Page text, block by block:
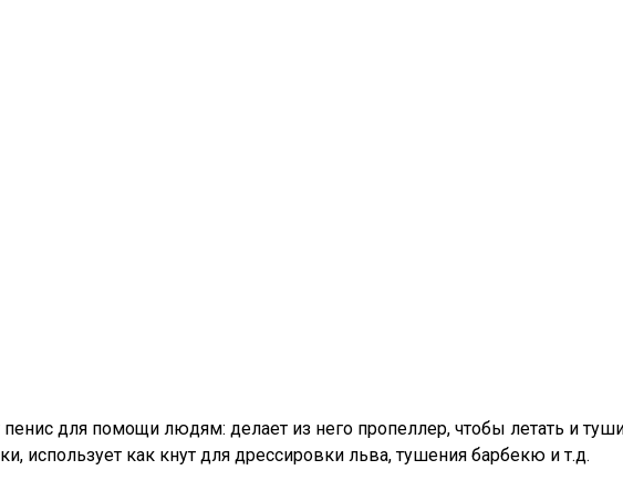
пенис для помощи людям: делает из него пропеллер, чтобы летать и
использует как кнут для дрессировки льва, тушения барбекю и т.д.